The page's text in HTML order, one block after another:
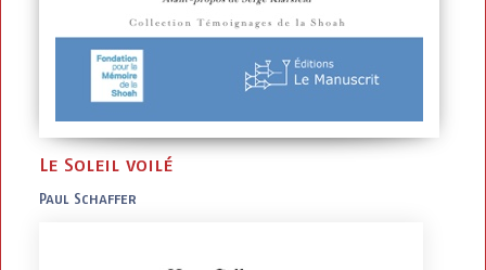
Le Soleil voilé
Paul Schaffer